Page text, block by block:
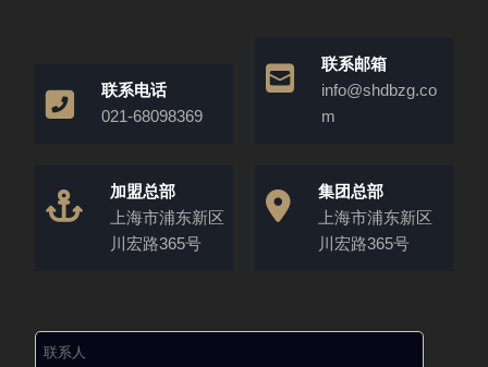
联系电话
021-68098369
联系邮箱
info@shdbzg.co
m
加盟总部
上海市浦东新区
川宏路365号
集团总部
上海市浦东新区
川宏路365号